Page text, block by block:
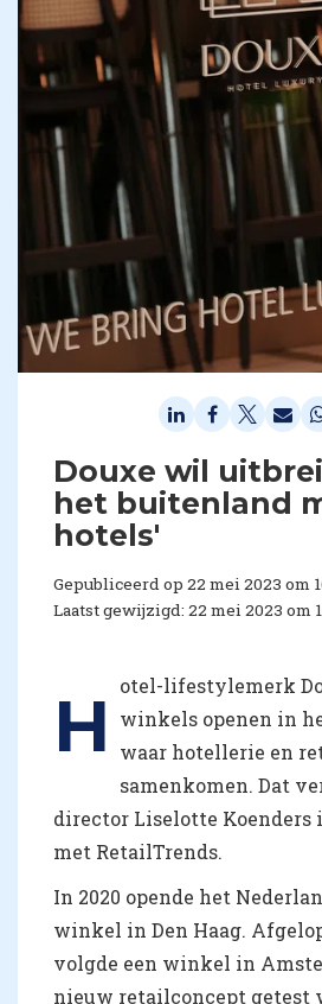
Douxe wil
het buitenland
hotels'
Gepubliceerd op 22 mei 2023 om
Laatst gewijzigd: 22 mei 2023 om
H
otel-lifestylemerk
winkels openen in
waar hotellerie en
samenkomen. Dat
director Liselotte Koenders
met RetailTrends.
In 2020 opende het
winkel in Den Haag.
volgde een winkel in
nieuw retailconcept getest